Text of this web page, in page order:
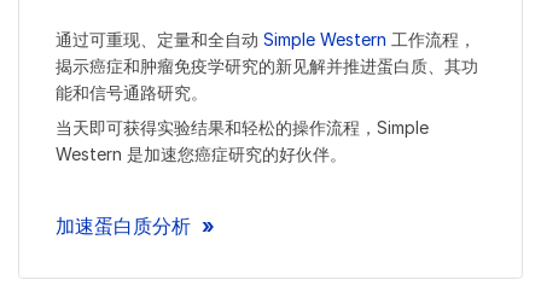
通过可重现、定量和全自动 Simple Western 工作流程，
揭示癌症和肿瘤免疫学研究的新见解并推进蛋白质、其功
能和信号通路研究。
当天即可获得实验结果和轻松的操作流程，Simple
Western 是加速您癌症研究的好伙伴。
加速蛋白质分析